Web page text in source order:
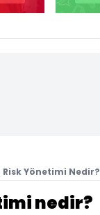
Risk Yönetimi Nedir?
nedir?